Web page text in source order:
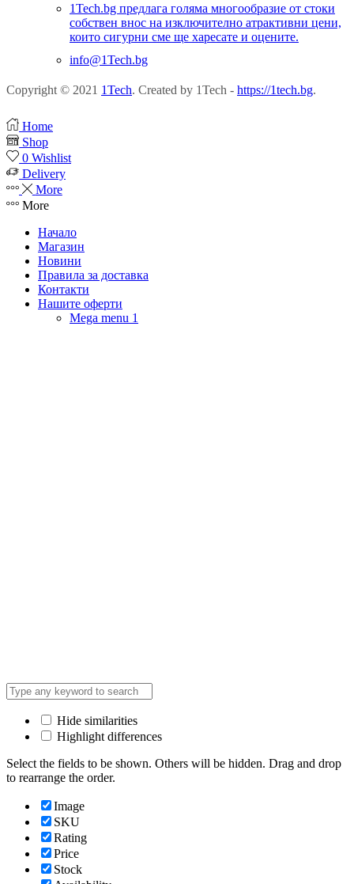
1Tech.bg предлага голяма многообразие от стоки
собствен внос на изключително атрактивни цени,
които сигурни сме ще харесате и оцените.
info@1Tech.bg
Copyright © 2021 1Tech. Created by 1Tech - https://1tech.bg.
Home
Shop
0 Wishlist
Delivery
More
More
Начало
Магазин
Новини
Правила за доставка
Контакти
Нашите оферти
Mega menu 1
Hide similarities
Highlight differences
Select the fields to be shown. Others will be hidden. Drag and drop
to rearrange the order.
Image
SKU
Rating
Price
Stock